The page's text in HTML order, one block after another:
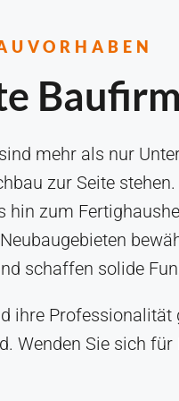
mehr als nur
zur Seite
hin zum
schaffen solide
ihre
Wenden Sie sich